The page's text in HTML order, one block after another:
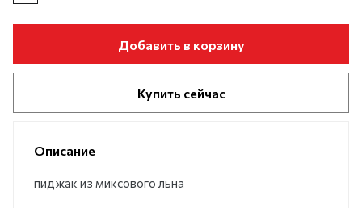
Добавить в корзину
Купить сейчас
Описание
пиджак из миксового льна